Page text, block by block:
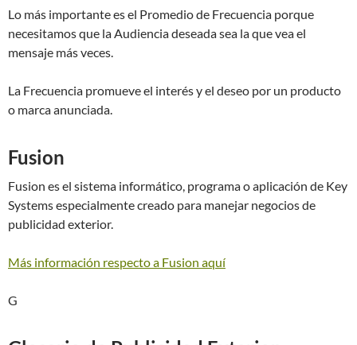
Lo más importante es el Promedio de Frecuencia porque
necesitamos que la Audiencia deseada sea la que vea el
mensaje más veces.
La Frecuencia promueve el interés y el deseo por un producto
o marca anunciada.
Fusion
Fusion es el sistema informático, programa o aplicación de Key
Systems especialmente creado para manejar negocios de
publicidad exterior.
Más información respecto a Fusion aquí
G